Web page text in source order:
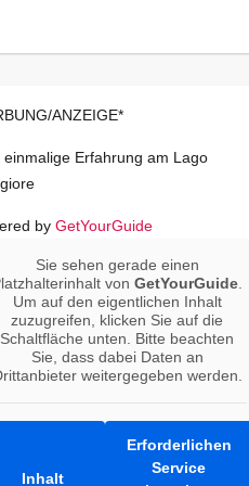
ANZEIGE*
einmalige Erfahrung am Lago
by GetYourGuide
Sie sehen gerade einen
vonGetYourGuide
Um auf den eigentlichen Inhalt
zuzugreifen, klicken Sie auf die
Schaltfläche unten. Bitte beachten
Sie, dass dabei Daten an
weitergegeben werden.
Inhalt
Erforderlichen
Service